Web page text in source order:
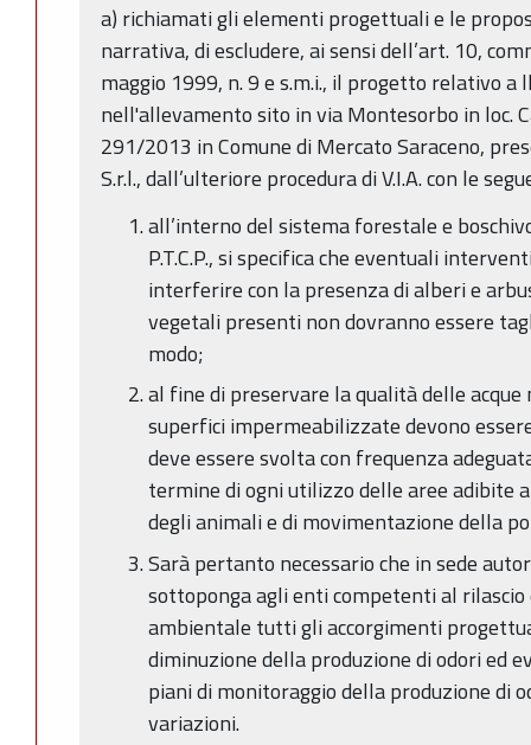
a) richiamati gli elementi progettuali e le
narrativa, di escludere, ai sensi dell’art. 10,
maggio 1999, n. 9 e s.m.i., il progetto relativo
nell'allevamento sito in via Montesorbo in loc.
291/2013 in Comune di Mercato Saraceno,
S.r.l., dall’ulteriore procedura di V.I.A. con le
all’interno del sistema forestale e
P.T.C.P., si specifica che eventuali
interferire con la presenza di alberi e
vegetali presenti non dovranno essere
modo;
al fine di preservare la qualità delle
superfici impermeabilizzate devono
deve essere svolta con frequenza
termine di ogni utilizzo delle aree adibite
degli animali e di movimentazione della
Sarà pertanto necessario che in sede
sottoponga agli enti competenti al
ambientale tutti gli accorgimenti
diminuzione della produzione di odori ed
piani di monitoraggio della produzione di
variazioni.